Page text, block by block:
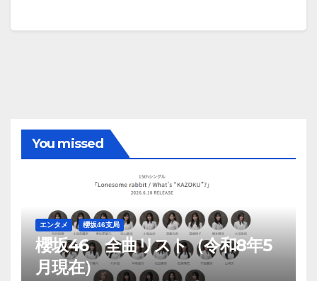
You missed
エンタメ 櫻坂46支局
櫻坂46 全曲リスト（令和8年5
月現在）